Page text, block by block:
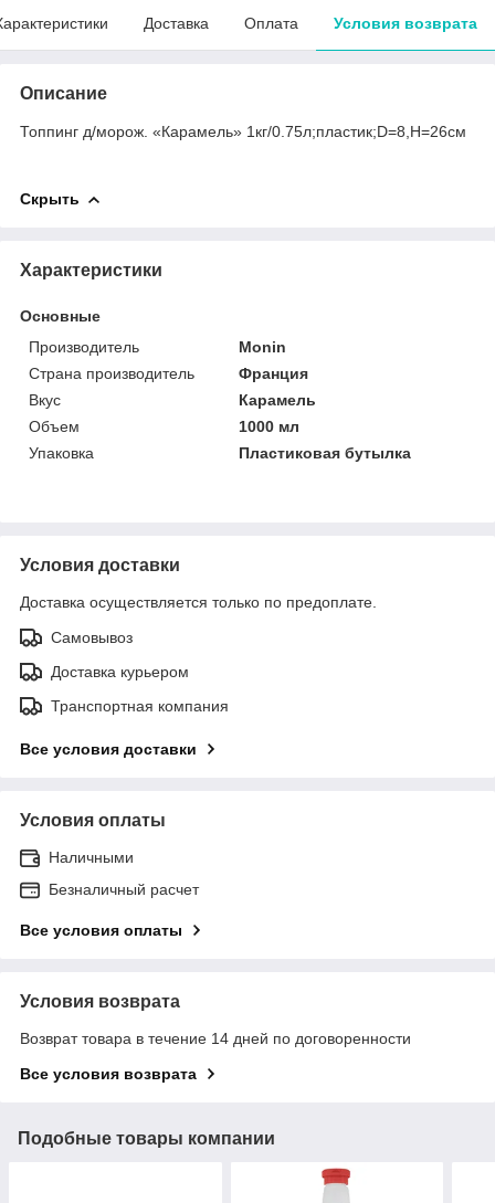
Доставка Оплата Условия возврата
Описание
Топпинг д/морож. «Карамель» 1кг/0.75л;пластик;D=8,H=26см
Скрыть
Характеристики
Основные
Производитель
Monin
Страна производитель
Франция
Вкус
Карамель
Объем
1000 мл
Упаковка
Пластиковая бутылка
Условия доставки
Доставка осуществляется только по предоплате.
Самовывоз
Доставка курьером
Транспортная компания
Все условия доставки
Условия оплаты
Наличными
Безналичный расчет
Все условия оплаты
Условия возврата
Возврат товара в течение 14 дней по договоренности
Все условия возврата
Подобные товары компании